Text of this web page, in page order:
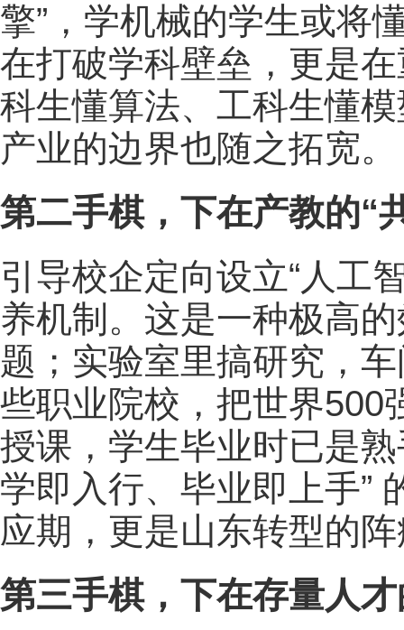
擎”，学机械的学生或将
在打破学科壁垒，更是
科生懂算法、工科生懂
产业的边界也随之拓宽。
第二手棋，下在产教的“
引导校企定向设立“人工
养机制。这是一种极高
题；实验室里搞研究，
些职业院校，把世界500
授课，学生毕业时已是
学即入行、毕业即上手”
应期，更是山东转型的
第三手棋，下在存量人